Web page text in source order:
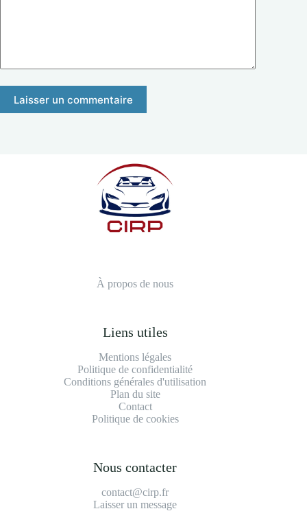
Laisser un commentaire
À propos de nous
Liens utiles
Mentions légales
Politique de confidentialité
Conditions générales d'utilisation
Plan du site
Contact
Politique de cookies
Nous contacter
contact@cirp.fr
Laisser un message